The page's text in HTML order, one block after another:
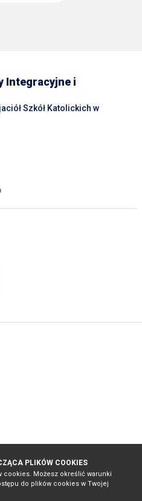
PLIKÓW COOKIES
cookies. Możesz określić warunki
do plików cookies w Twojej
Integracyjne i
Szkół Katolickich w